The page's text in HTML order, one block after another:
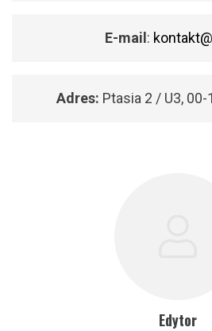
E-mail:
Adres: Ptasia 2 / U3,
Edytor